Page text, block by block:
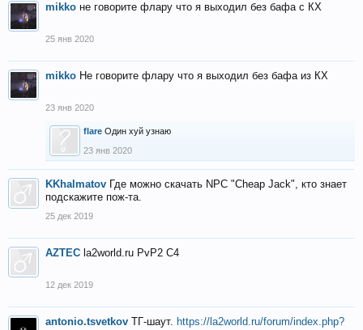
mikko не говорите флару что я выходил без бафа с КХ
25 янв 2020
mikko Не говорите флару что я выходил без бафа из КХ
23 янв 2020
flare Один хуй узнаю
23 янв 2020
KKhalmatov Где можно скачать NPC "Cheap Jack", кто знает
подскажите пож-та.
25 дек 2019
AZTEC la2world.ru PvP2 C4
12 дек 2019
antonio.tsvetkov ТГ-шаут. https://la2world.ru/forum/index.php?